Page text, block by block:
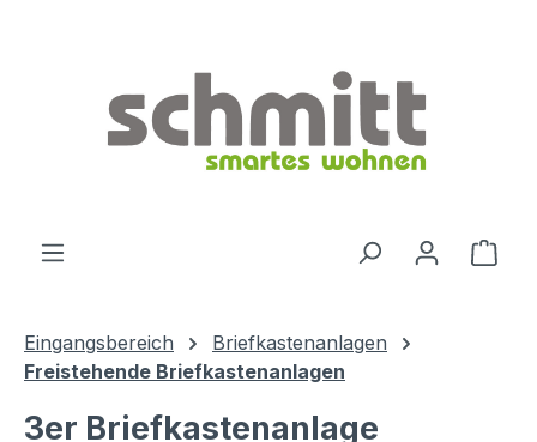
Eingangsbereich
Briefkastenanlagen
Freistehende Briefkastenanlagen
3er Briefkastenanlage